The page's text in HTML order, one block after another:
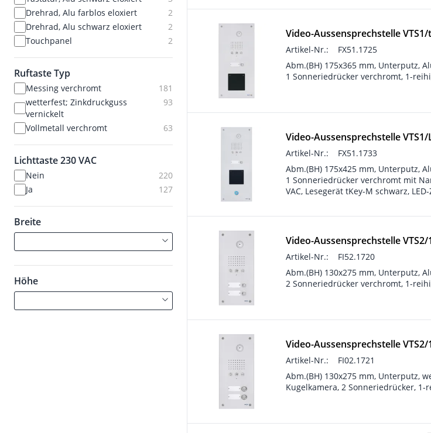
Drehrad, Alu farblos eloxiert
2
Drehrad, Alu schwarz eloxiert
2
Touchpanel
2
Ruftaste Typ
Messing verchromt
181
wetterfest; Zinkdruckguss
vernickelt
93
Vollmetall verchromt 63
Lichttaste 230 VAC
Nein
220
Ja
127
Breite
Höhe
Video-Aussensprechstelle VTS1/
Artikel-Nr.:
FX51.1725
Abm.(BH) 175x365 mm, Unterputz,
1 Sonneriedrücker verchromt, 1-
Video-Aussensprechstelle
Artikel-Nr.:
FX51.1733
Abm.(BH) 175x425 mm, Unterputz,
1 Sonneriedrücker verchromt mit
VAC, Lesegerät tKey-M schwarz,
Video-Aussensprechstelle VTS2/
Artikel-Nr.:
FI52.1720
Abm.(BH) 130x275 mm, Unterputz,
2 Sonneriedrücker verchromt, 1-
Video-Aussensprechstelle VTS2/
Artikel-Nr.:
FI02.1721
Abm.(BH) 130x275 mm, Unterputz,
Kugelkamera, 2 Sonneriedrücker, 1-